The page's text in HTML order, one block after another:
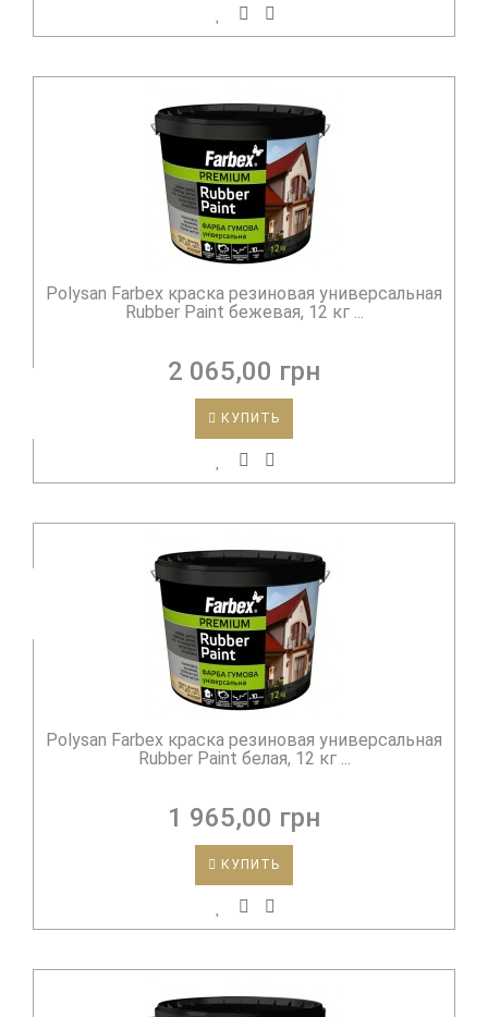
Polysan Farbex краска резиновая универсальная
Rubber Paint бежевая, 12 кг ...
2 065,00 грн
КУПИТЬ
Polysan Farbex краска резиновая универсальная
Rubber Paint белая, 12 кг ...
1 965,00 грн
КУПИТЬ